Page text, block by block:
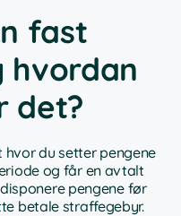
fast
hvordan
det?
hvor du setter pengene
og får en avtalt
pengene før
betale straffegebyr.